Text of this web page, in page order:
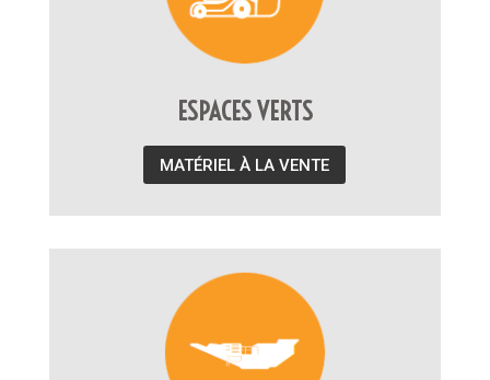
ESPACES VERTS
MATÉRIEL À LA VENTE